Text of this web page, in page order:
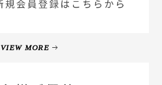
VIEW MORE